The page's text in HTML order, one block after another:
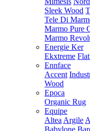
Sleek Wood
Tele Di
Marmo Pure
Marmo
Energie Ker
Ekxtreme
Ennface
Accent
Wood
Epoca
Organic Rug
Equipe
Altea Argile